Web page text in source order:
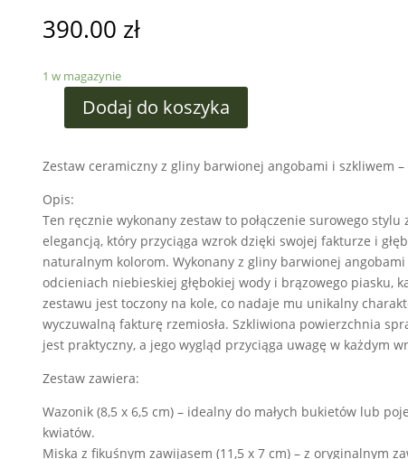
390.00 zł
1 w magazynie
Dodaj do koszyka
Zestaw ceramiczny z gliny barwionej angobami i szkliwem –
Opis:
Ten ręcznie wykonany zestaw to połączenie surowego stylu
elegancją, który przyciąga wzrok dzięki swojej fakturze i
naturalnym kolorom. Wykonany z gliny barwionej
odcieniach niebieskiej głębokiej wody i brązowego piasku,
zestawu jest toczony na kole, co nadaje mu unikalny
wyczuwalną fakturę rzemiosła. Szkliwiona powierzchnia
jest praktyczny, a jego wygląd przyciąga uwagę w każdym
Zestaw zawiera:
Wazonik (8,5 x 6,5 cm) – idealny do małych bukietów lub
kwiatów.
Miska z fikuśnym zawijasem (11,5 x 7 cm) – z oryginalnym